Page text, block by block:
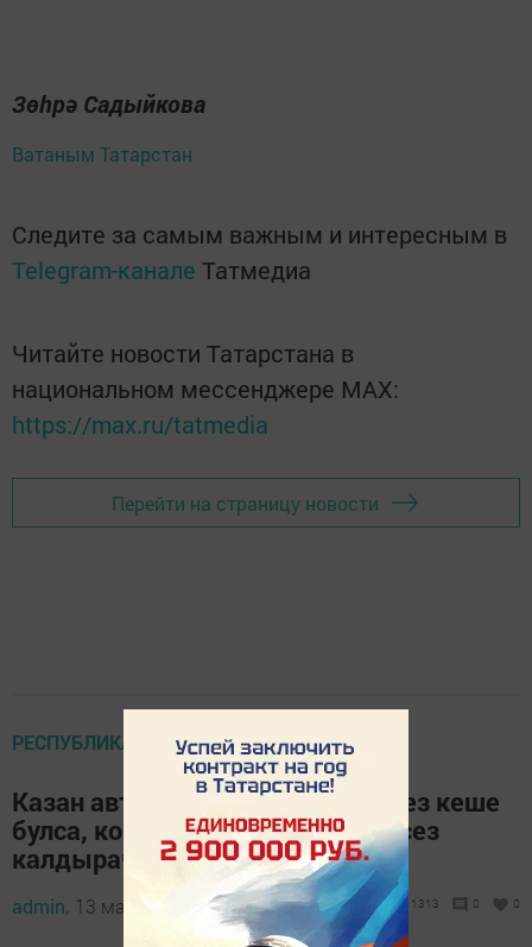
Зөһрә Садыйкова
Ватаным Татарстан
Следите за самым важным и интересным в
Telegram-канале Татмедиа
Читайте новости Татарстана в
национальном мессенджере MАХ:
https://max.ru/tatmedia
Перейти на страницу новости
РЕСПУБЛИКАДА
Казан автобусларында битлексез кеше
булса, кондукторларны премиясез
калдырачаклар
admin, 13 май 2020 - 08:28 1313 0 0